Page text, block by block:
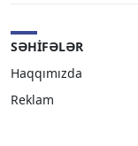
SƏHIFƏLƏR
Haqqımızda
Reklam